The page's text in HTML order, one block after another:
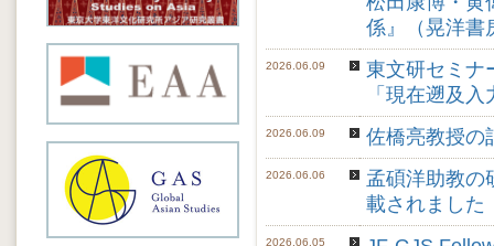
係』（晃洋書
2026.06.09
東文研セミナ
「現在遡及
2026.06.09 佐橋亮教授の
2026.06.06
孟碩洋助教の
載されました
2026.06.05